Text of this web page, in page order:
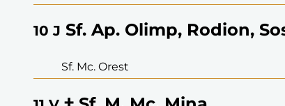
10 J Sf. Ap. Olimp, Rodion,
Sf. Mc. Orest